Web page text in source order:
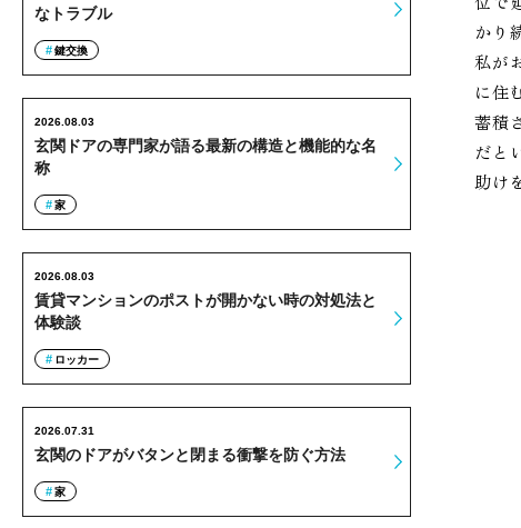
かり
私が
に住
蓄積
だと
助け
なトラブル
鍵交換
玄関ドアの専門家が語る最新の構造と機能的な名
称
2026.08.03
家
賃貸マンションのポストが開かない時の対処法と
体験談
2026.08.03
ロッカー
玄関のドアがバタンと閉まる衝撃を防ぐ方法
2026.07.31
家